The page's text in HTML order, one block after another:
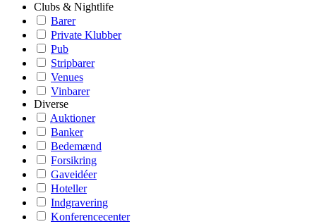
Clubs & Nightlife
Barer
Private Klubber
Pub
Stripbarer
Venues
Vinbarer
Diverse
Auktioner
Banker
Bedemænd
Forsikring
Gaveidéer
Hoteller
Indgravering
Konferencecenter